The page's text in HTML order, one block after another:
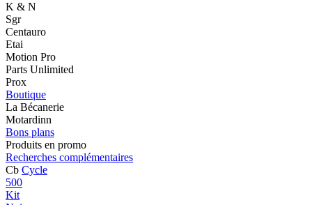
K & N
Sgr
Centauro
Etai
Motion Pro
Parts Unlimited
Prox
Boutique
La Bécanerie
Motardinn
Bons plans
Produits en promo
Recherches complémentaires
Cb Cycle
500
Kit